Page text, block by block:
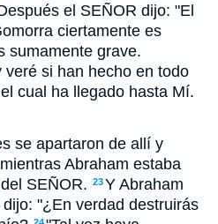
el SEÑOR dijo: "El
ciertamente es
sumamente grave.
si han hecho en todo
cual ha llegado hasta Mí.
se apartaron de allí y
Abraham estaba
SEÑOR. 23Y Abraham
"¿En verdad destruirás